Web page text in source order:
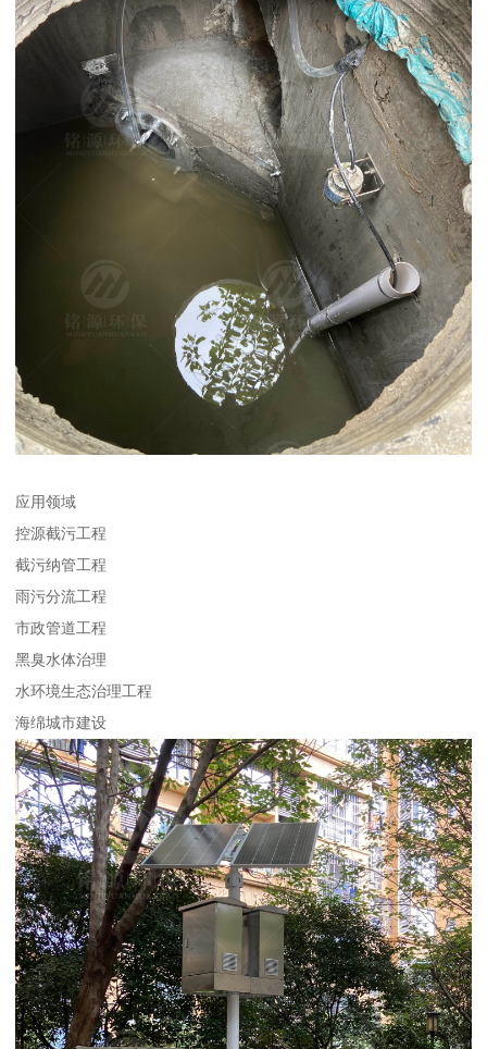
应用领域
控源截污工程
截污纳管工程
雨污分流工程
市政管道工程
黑臭水体治理
水环境生态治理工程
海绵城市建设